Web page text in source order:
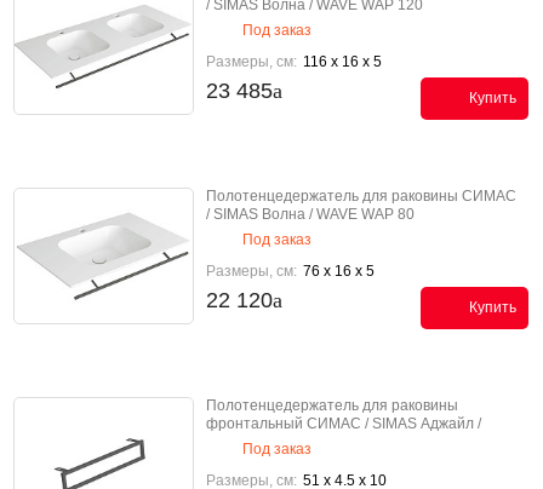
/ SIMAS Волна / WAVE WAP 120
Под заказ
Размеры, см: 116 x 16 x 5
23 485 Купить
Полотенцедержатель для раковины СИМАС
/ SIMAS Волна / WAVE WAP 80
Под заказ
Размеры, см: 76 x 16 x 5
22 120 Купить
Полотенцедержатель для раковины
фронтальный СИМАС / SIMAS Аджайл /
AGILE AGF51
Под заказ
Размеры, см: 51 x 4.5 x 10